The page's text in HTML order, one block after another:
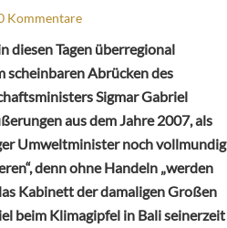
Kommentare
diesen Tagen überregional
scheinbaren Abrücken des
Sigmar Gabriel
aus dem Jahre 2007, als
Umweltminister noch vollmundig
denn ohne Handeln „werden
Kabinett der damaligen Großen
beim Klimagipfel in Bali seinerzeit